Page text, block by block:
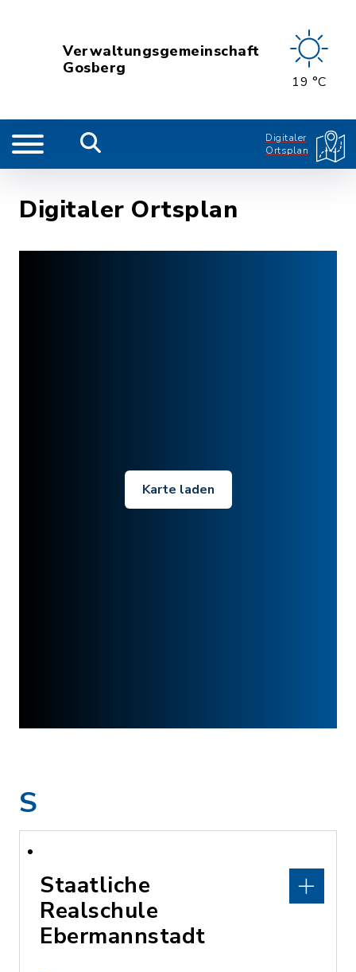
Verwaltungsgemeinschaft
Gosberg
19 °C
Digitaler
Ortsplan
Digitaler Ortsplan
Karte laden
S
Staatliche
Realschule
Ebermannstadt